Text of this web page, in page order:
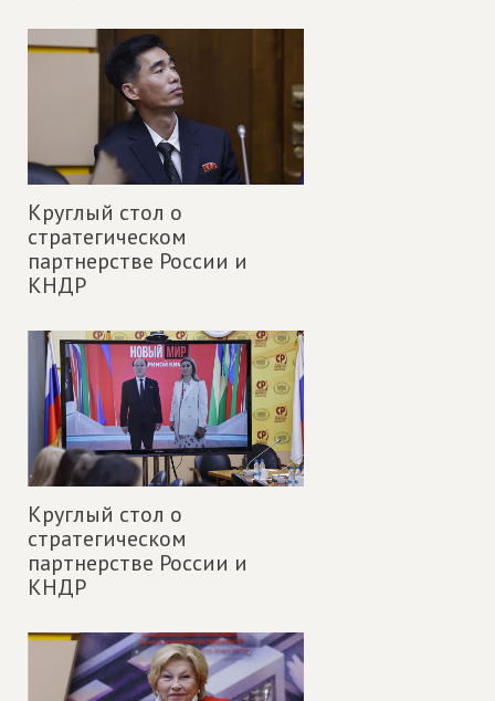
Круглый стол о
стратегическом
партнерстве России и
КНДР
Круглый стол о
стратегическом
партнерстве России и
КНДР